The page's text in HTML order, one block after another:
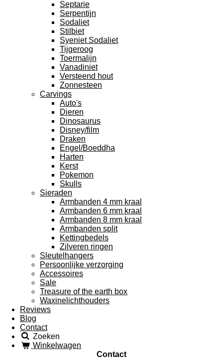
Septarie
Serpentijn
Sodaliet
Stilbiet
Syeniet Sodaliet
Tijgeroog
Toermalijn
Vanadiniet
Versteend hout
Zonnesteen
Carvings
Auto's
Dieren
Dinosaurus
Disney/film
Draken
Engel/Boeddha
Harten
Kerst
Pokemon
Skulls
Sieraden
Armbanden 4 mm kraal
Armbanden 6 mm kraal
Armbanden 8 mm kraal
Armbanden split
Kettingbedels
Zilveren ringen
Sleutelhangers
Persoonlijke verzorging
Accessoires
Sale
Treasure of the earth box
Waxinelichthouders
Reviews
Blog
Contact
Zoeken
Winkelwagen
Contact